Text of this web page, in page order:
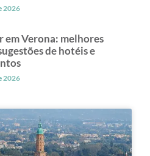
2026
em Verona: melhores
de hotéis e
2026